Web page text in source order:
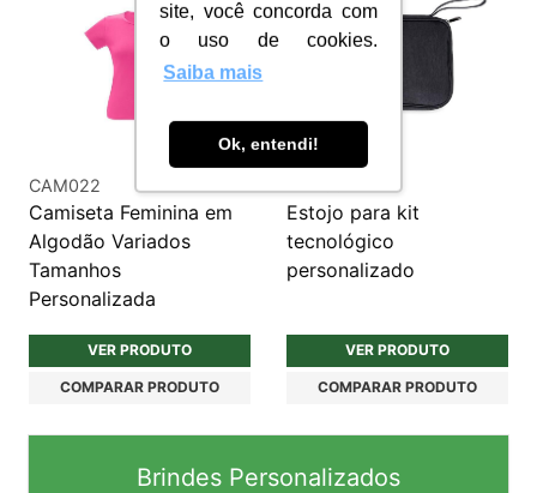
site, você concorda com
o uso de cookies.
Saiba mais
Ok, entendi!
CAM022
Camiseta Feminina em
Algodão Variados
Tamanhos
Personalizada
VER PRODUTO
COMPARAR PRODUTO
Estojo para kit
tecnológico
personalizado
VER PRODUTO
COMPARAR PRODUTO
Brindes Personalizados